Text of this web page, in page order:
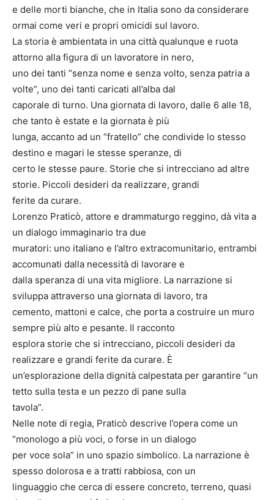
e delle morti bianche, che in Italia sono da considerare
ormai come veri e propri omicidi sul lavoro.
La storia è ambientata in una città qualunque e ruota
attorno alla figura di un lavoratore in nero,
uno dei tanti “senza nome e senza volto, senza patria a
volte”, uno dei tanti caricati all’alba dal
caporale di turno. Una giornata di lavoro, dalle 6 alle 18,
che tanto è estate e la giornata è più
lunga, accanto ad un “fratello” che condivide lo stesso
destino e magari le stesse speranze, di
certo le stesse paure. Storie che si intrecciano ad altre
storie. Piccoli desideri da realizzare, grandi
ferite da curare.
Lorenzo Praticò, attore e drammaturgo reggino, dà vita a
un dialogo immaginario tra due
muratori: uno italiano e l’altro extracomunitario, entrambi
accomunati dalla necessità di lavorare e
dalla speranza di una vita migliore. La narrazione si
sviluppa attraverso una giornata di lavoro, tra
cemento, mattoni e calce, che porta a costruire un muro
sempre più alto e pesante. Il racconto
esplora storie che si intrecciano, piccoli desideri da
realizzare e grandi ferite da curare. È
un’esplorazione della dignità calpestata per garantire “un
tetto sulla testa e un pezzo di pane sulla
tavola”.
Nelle note di regia, Praticò descrive l’opera come un
“monologo a più voci, o forse in un dialogo
per voce sola” in uno spazio simbolico. La narrazione è
spesso dolorosa e a tratti rabbiosa, con un
linguaggio che cerca di essere concreto, terreno, quasi